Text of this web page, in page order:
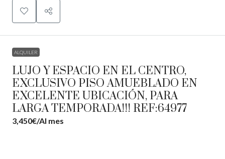
ALQUILER
LUJO Y ESPACIO EN EL CENTRO,
EXCLUSIVO PISO AMUEBLADO EN
EXCELENTE UBICACIÓN, PARA
LARGA TEMPORADA!!! REF:64977
3,450€/Al mes